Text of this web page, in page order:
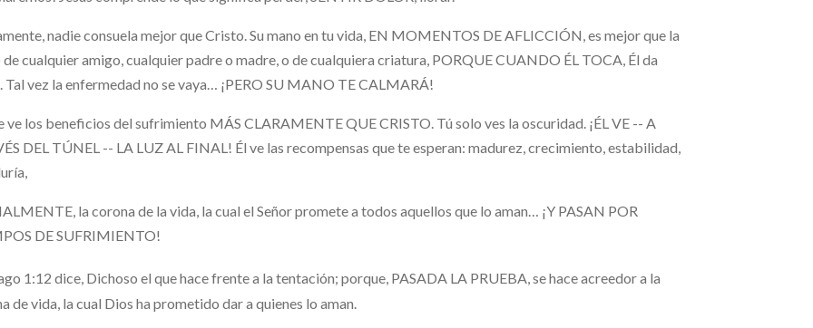
nadie consuela mejor que Cristo. Su mano en tu vida, EN MOMENTOS DE AFLICCIÓN, es mejor que la
de cualquier amigo, cualquier padre o madre, o de cualquiera criatura, PORQUE CUANDO ÉL TOCA, Él da
Tal vez la enfermedad no se vaya… ¡PERO SU MANO TE CALMARÁ!
ve los beneficios del sufrimiento MÁS CLARAMENTE QUE CRISTO. Tú solo ves la oscuridad. ¡ÉL VE -- A
DEL TÚNEL -- LA LUZ AL FINAL! Él ve las recompensas que te esperan: madurez, crecimiento, estabilidad,
la corona de la vida, la cual el Señor promete a todos aquellos que lo aman… ¡Y PASAN POR
DE SUFRIMIENTO!
1:12 dice, Dichoso el que hace frente a la tentación; porque, PASADA LA PRUEBA, se hace acreedor a la
de vida, la cual Dios ha prometido dar a quienes lo aman.